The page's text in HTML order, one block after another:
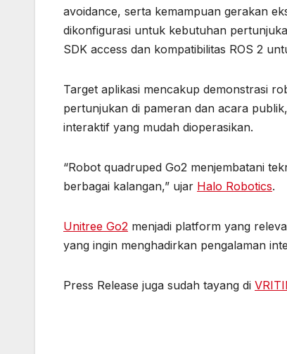
avoidance, serta kemampuan gerakan
dikonfigurasi untuk kebutuhan
SDK access dan kompatibilitas ROS 2
Target aplikasi mencakup demonstrasi
pertunjukan di pameran dan acara
interaktif yang mudah dioperasikan.
“Robot quadruped Go2 menjembatani
berbagai kalangan,” ujar Halo Robotics.
Unitree Go2 menjadi platform yang
yang ingin menghadirkan pengalaman
Press Release juga sudah tayang di